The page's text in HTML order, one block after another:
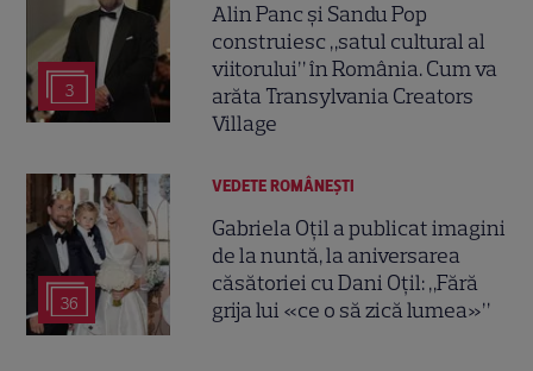
3
Alin Panc și Sandu Pop
construiesc „satul cultural al
viitorului” în România. Cum va
arăta Transylvania Creators
Village
36
VEDETE ROMÂNEŞTI
Gabriela Oțil a publicat imagini
de la nuntă, la aniversarea
căsătoriei cu Dani Oțil: „Fără
grija lui «ce o să zică lumea»”